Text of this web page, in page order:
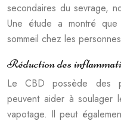
secondaires du sevrage,
Une étude a montré
sommeil chez les
Réduction des
Le CBD possède des
peuvent aider à soulager
vapotage. Il peut